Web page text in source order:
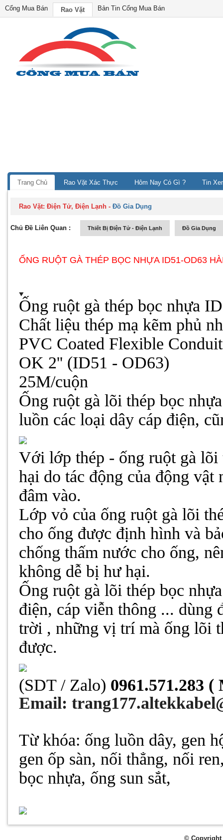
Cổng Mua Bán Rao Vặt Bản Tin Cổng Mua Bán
Trang Chủ Rao Vặt Xác Thực Hôm Nay Có Gì ? Tin
Rao Vặt:Điện Tử, Điện Lạnh -Đồ Gia Dụng
Chủ Đề Liên Quan : Thiết Bị Điện Tử - Điện Lạnh Đồ Gia Dụng
ỐNG RUỘT GÀ THÉP BỌC NHỰA ID51-OD63
Ống ruột gà thép bọc nhựa
Chất liệu thép mạ kẽm phủ
PVC Coated Flexible Conduit
OK 2'' (ID51 - OD63)
25M/cuộn
Ống ruột gà lõi thép bọc
luồn các loại dây cáp điện,
Với lớp thép - ống ruột gà lõi
hại do tác động của động vật
đâm vào.
Lớp vỏ của ống ruột gà lõi
cho ống được định hình và
chống thấm nước cho ống,
không dễ bị hư hại.
Ống ruột gà lõi thép bọc
điện, cáp viễn thông ... dùng
trời , những vị trí mà ống lõi
được.
(SDT / Zalo) 0961.571.283
Email:
Từ khóa: ống luồn dây, gen
gen ốp sàn, nối thẳng, nối
bọc nhựa, ống sun sắt,
© Copyright